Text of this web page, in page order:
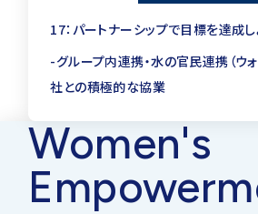
高圧電気工事技術者
17：パートナーシップで目標を達成し
-グループ内連携・水の官民連携（ウ
社との積極的な協業
Women's